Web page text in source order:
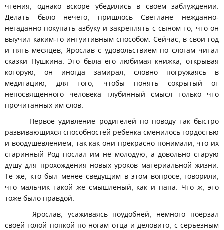
чтения, однако вскоре убедились в своём заблуждении.
Делать было нечего, пришлось Светлане нежданно-
негаданно покупать азбуку и закреплять с сыном то, что он
выучил каким-то интуитивным способом. Сейчас, в свои год
и пять месяцев, Ярослав с удовольствием по слогам читал
сказки Пушкина. Это была его любимая книжка, открывая
которую, он иногда замирал, словно погружаясь в
медитацию, для того, чтобы понять сокрытый от
непосвящённого человека глубинный смысл только что
прочитанных им слов.
Первое удивление родителей по поводу так быстро
развивающихся способностей ребёнка сменилось гордостью
и воодушевлением, так как они прекрасно понимали, что их
старинный Род послал им не молодую, а довольно старую
душу для прохождения новых уроков материальной жизни.
Те же, кто был менее сведущим в этом вопросе, говорили,
что мальчик такой же смышлёный, как и папа. Что ж, это
тоже было правдой.
Ярослав, усаживаясь поудобней, немного поёрзал
своей голой попкой по ногам отца и деловито, с серьёзным